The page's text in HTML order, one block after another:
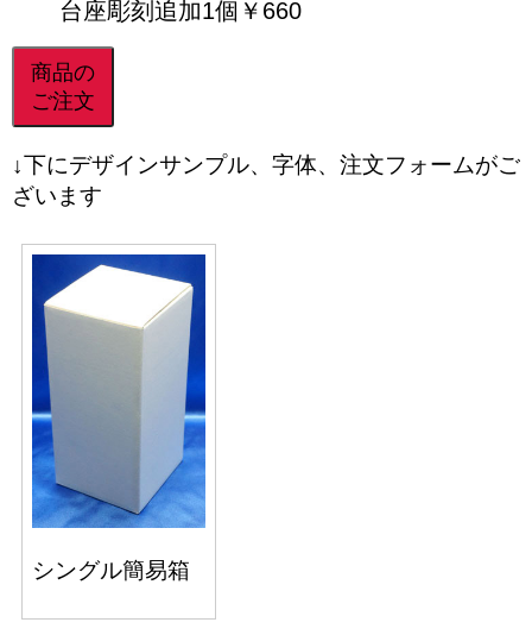
台座彫刻追加1個￥660
商品の
ご注文
↓下にデザインサンプル、字体、注文フォームがご
ざいます
シングル簡易箱